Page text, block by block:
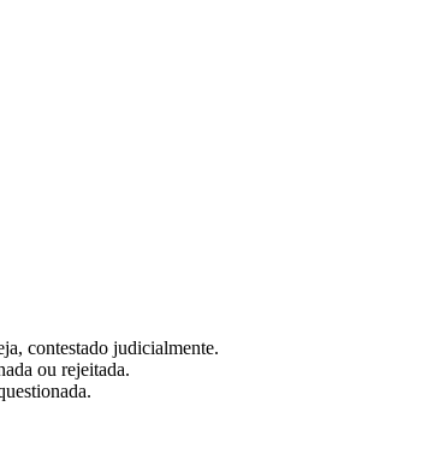
contestado judicialmente.
ou rejeitada.